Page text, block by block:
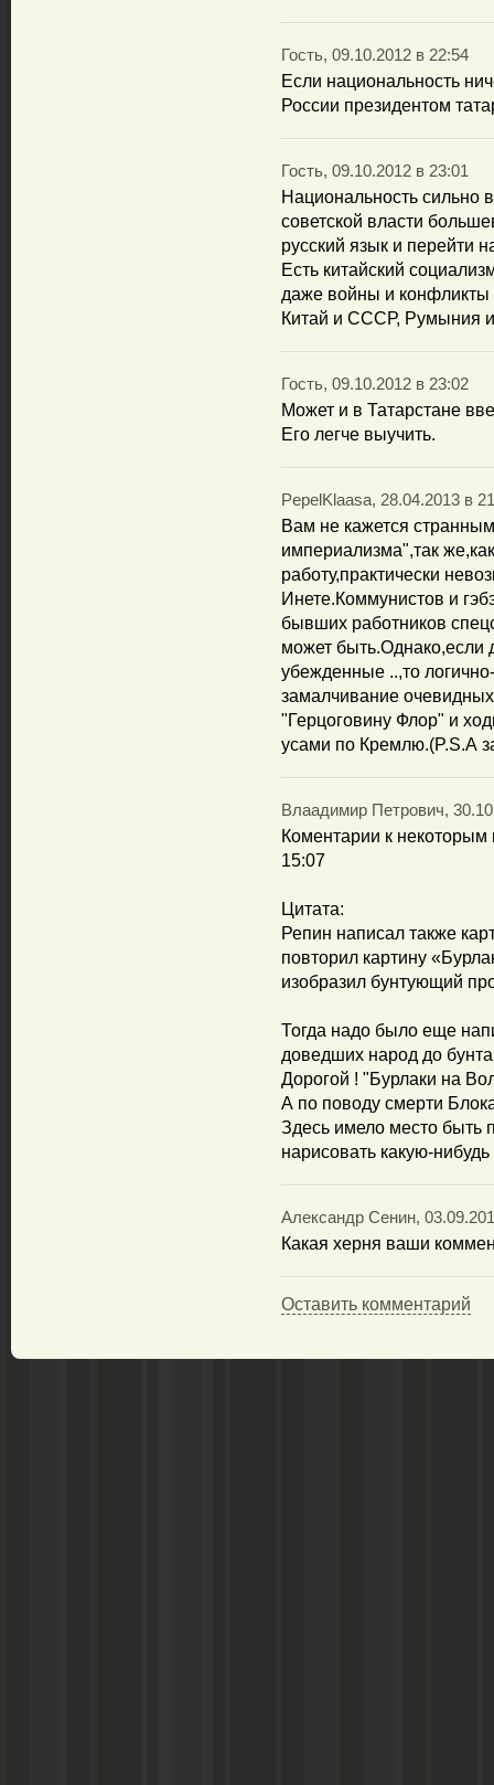
Гость, 09.10.2012 в 22:54
Если национальность
России президентом
Гость, 09.10.2012 в 23:01
Национальность сильно
советской власти
русский язык и перейти
Есть китайский
даже войны и конфликты
Китай и СССР, Румыния
Гость, 09.10.2012 в 23:02
Может и в Татарстане
Его легче выучить.
PepelKlaasa, 28.04.2013 в
Вам не кажется
империализма",так
работу,практически
Инете.Коммунистов и
бывших работников
может быть.Однако,если
убежденные ..,то
замалчивание
"Герцоговину Флор" и
усами по Кремлю.(P.S.А
Влаадимир Петрович,
Коментарии к
15:07
Цитата:
Репин написал также
повторил картину
изобразил бунтующий
Тогда надо было еще
доведших народ до
Дорогой ! "Бурлаки на
А по поводу смерти
Здесь имело место быть
нарисовать какую-нибудь
Александр Сенин,
Какая херня ваши
Оставить комментарий